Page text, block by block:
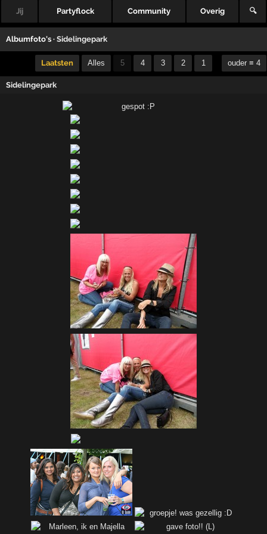
Jij Partyflock Community Overig 🔍
Albumfoto's ·Sidelingepark
Laatsten Alles 5 4 3 2 1 ouder ≡ 4
Sidelingepark